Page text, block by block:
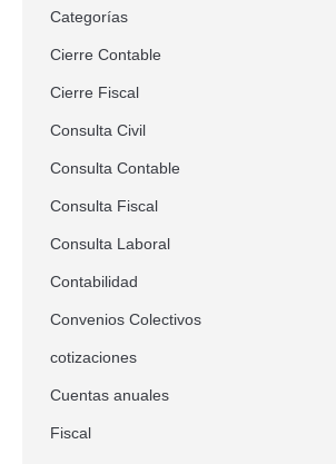
Categorías
Cierre Contable
Cierre Fiscal
Consulta Civil
Consulta Contable
Consulta Fiscal
Consulta Laboral
Contabilidad
Convenios Colectivos
cotizaciones
Cuentas anuales
Fiscal